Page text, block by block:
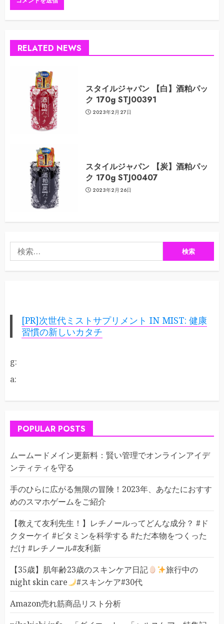
RELATED NEWS
スタイルジャパン 【白】酒粕パッ
ク 170g STJ00391
2023年2月27日
スタイルジャパン 【炭】酒粕パッ
ク 170g STJ00407
2023年2月26日
索:
[PR]次世代ミストサプリメント IN MIST: 健康
習慣の新しいカタチ
g:
a:
POPULAR POSTS
ムームードメイン更新料：賢い管理でオンラインアイデ
ンティティを守る
手のひらに広がる無限の冒険！2023年、あなたにおすす
めのスマホゲームをご紹介
【教えて友利先生！】レチノールってどんな成分？ #ド
クターケイ #ビタミンを科学する #ただ本物をつくった
だけ #レチノール#友利新
【35歳】肌年齢23歳のスキンケア日記
旅行中の
night skin care
#スキンケア#30代
Amazon売れ筋商品リスト分析